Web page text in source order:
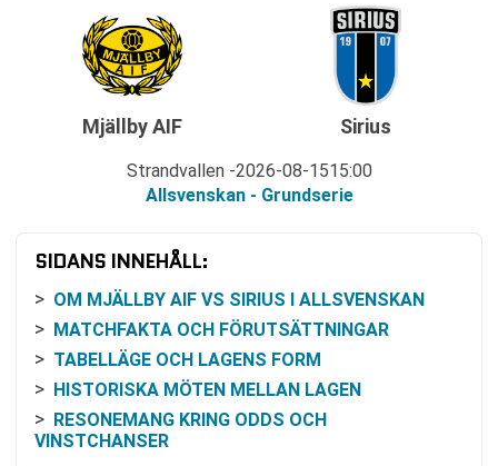
Mjällby AIF
Strandvallen 2026-08-1515:00
Allsvenskan - Grundserie
Sirius
SIDANS INNEHÅLL:
OM MJÄLLBY AIF VS SIRIUS I ALLSVENSKAN
MATCHFAKTA OCH FÖRUTSÄTTNINGAR
TABELLÄGE OCH LAGENS FORM
HISTORISKA MÖTEN MELLAN LAGEN
RESONEMANG KRING ODDS OCH
VINSTCHANSER